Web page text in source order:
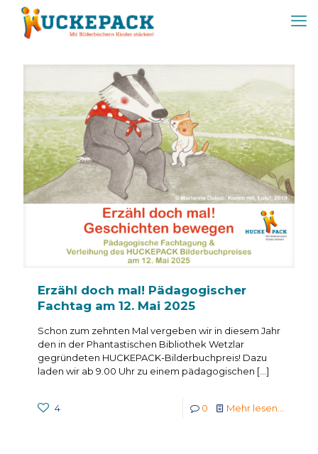
Erzähl doch mal! Pädagogischer
Fachtag am 12. Mai 2025
Schon zum zehnten Mal vergeben wir in diesem Jahr
den in der Phantastischen Bibliothek Wetzlar
gegründeten HUCKEPACK-Bilderbuchpreis! Dazu
laden wir ab 9.00 Uhr zu einem pädagogischen […]
4 0 Mehr lesen...